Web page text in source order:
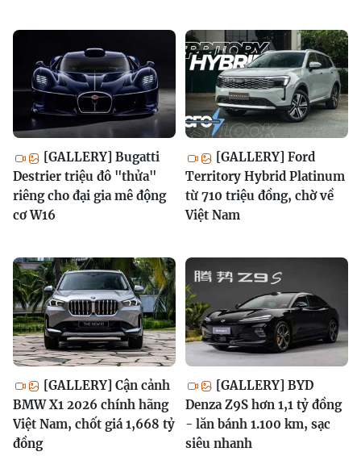
[GALLERY] Bugatti
Destrier triệu đô "thửa"
riêng cho đại gia mê động
cơ W16
[GALLERY] Ford
Territory Hybrid Platinum
từ 710 triệu đồng, chờ về
Việt Nam
[GALLERY] Cận cảnh
BMW X1 2026 chính hãng
Việt Nam, chốt giá 1,668 tỷ
đồng
[GALLERY] BYD
Denza Z9S hơn 1,1 tỷ đồng
- lăn bánh 1.100 km, sạc
siêu nhanh